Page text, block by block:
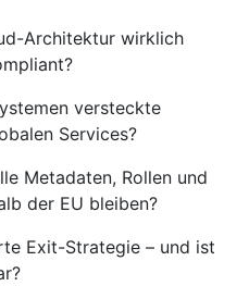
Architektur wirklich
versteckte
Services?
Metadaten, Rollen und
der EU bleiben?
Exit-Strategie – und ist